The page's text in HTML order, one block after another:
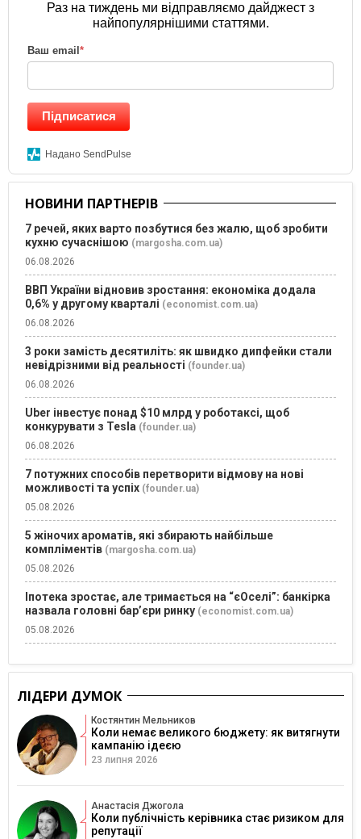
Раз на тиждень ми відправляємо дайджест з
найпопулярнішими статтями.
Ваш email *
Підписатися
Надано SendPulse
НОВИНИ ПАРТНЕРІВ
7 речей, яких варто позбутися без жалю, щоб зробити
кухню сучаснішою (margosha.com.ua)
06.08.2026
ВВП України відновив зростання: економіка додала
0,6% у другому кварталі (economist.com.ua)
06.08.2026
3 роки замість десятиліть: як швидко дипфейки стали
невідрізними від реальності (founder.ua)
06.08.2026
Uber інвестує понад $10 млрд у роботаксі, щоб
конкурувати з Tesla (founder.ua)
06.08.2026
7 потужних способів перетворити відмову на нові
можливості та успіх (founder.ua)
05.08.2026
5 жіночих ароматів, які збирають найбільше
компліментів (margosha.com.ua)
05.08.2026
Іпотека зростає, але тримається на “єОселі”: банкірка
назвала головні бар’єри ринку (economist.com.ua)
05.08.2026
ЛІДЕРИ ДУМОК
Костянтин Мельников
Коли немає великого бюджету: як витягнути
кампанію ідеєю
23 липня 2026
Анастасія Джогола
Коли публічність керівника стає ризиком для
репутації